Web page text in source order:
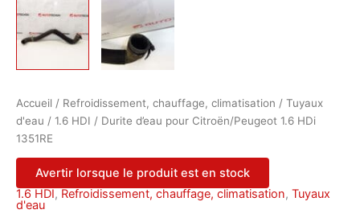
Accueil / Refroidissement, chauffage, climatisation / Tuyaux
d'eau / 1.6 HDI / Durite d’eau pour Citroën/Peugeot 1.6 HDi
1351RE
Avertir lorsque le produit est en stock
1.6 HDI, Refroidissement, chauffage, climatisation, Tuyaux
d'eau